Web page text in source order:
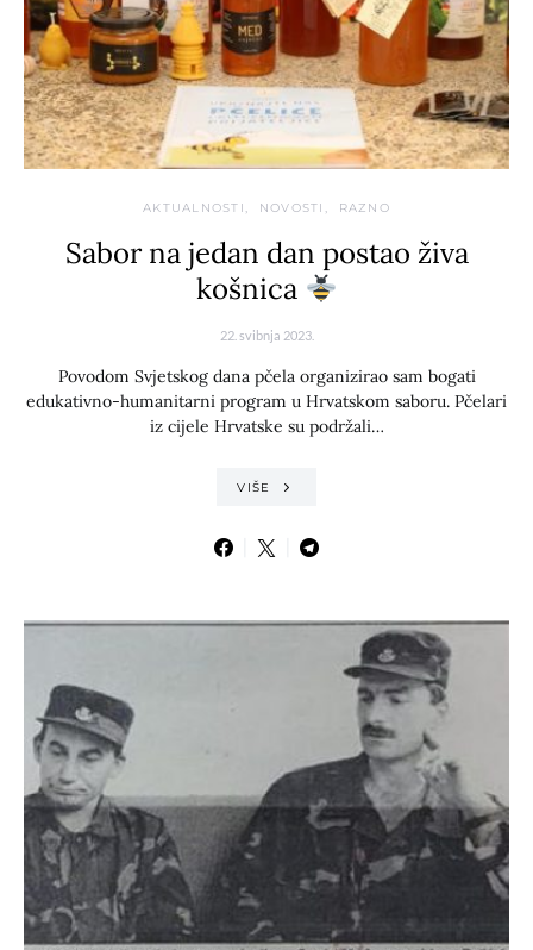
AKTUALNOSTI NOVOSTI RAZNO
Sabor na jedan dan postao živa
košnica
22. svibnja 2023.
Povodom Svjetskog dana pčela organizirao sam bogati
edukativno-humanitarni program u Hrvatskom saboru. Pčelari
iz cijele Hrvatske su podržali…
VIŠE